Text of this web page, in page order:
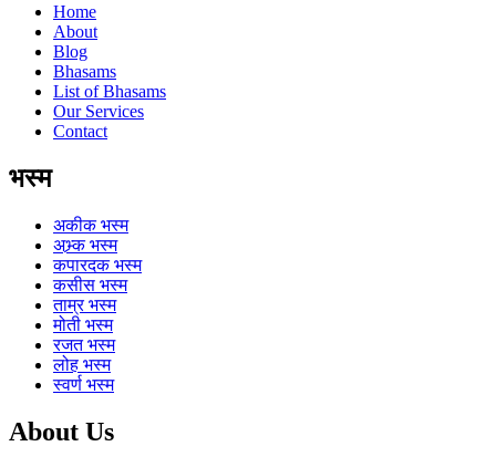
Home
About
Blog
Bhasams
List of Bhasams
Our Services
Contact
भस्म
अकीकभस्म
अभ्र्क भस्म
कपारदक भस्म
कसीस भस्म
ताम्र भस्म
मोती भस्म
रजत भस्म
लोह भस्म
स्वर्ण भस्म
About Us